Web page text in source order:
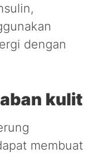
dengan
kulit
membuat